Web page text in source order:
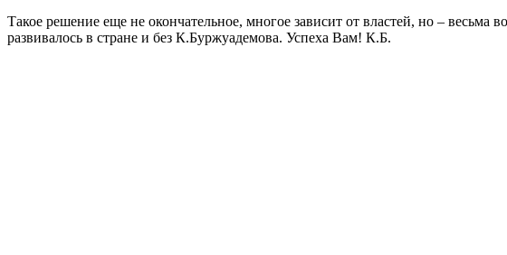
Такое решение еще не окончательное, многое зависит от властей, но –
развивалось в стране и без К.Буржуадемова. Успеха Вам! К.Б.